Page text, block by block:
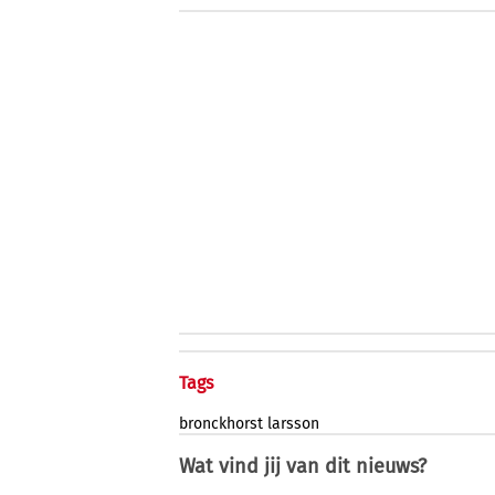
Tags
bronckhorst larsson
Wat vind jij van dit nieuws?